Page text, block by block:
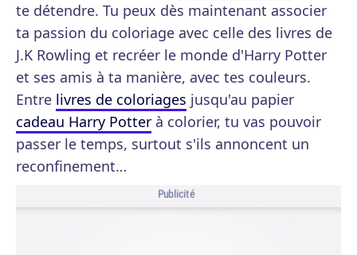
te détendre. Tu peux dès maintenant associer
ta passion du coloriage avec celle des livres de
J.K Rowling et recréer le monde d'Harry Potter
et ses amis à ta manière, avec tes couleurs.
Entre livres de coloriages jusqu'au papier
cadeau Harry Potter à colorier, tu vas pouvoir
passer le temps, surtout s'ils annoncent un
reconfinement…
Publicité